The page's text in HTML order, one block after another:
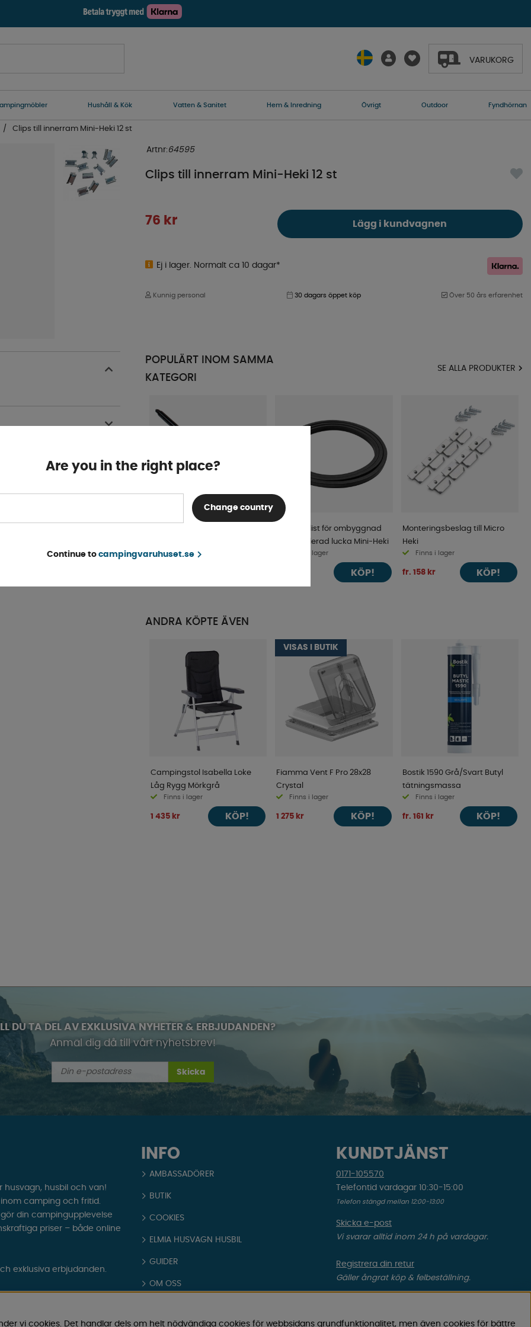
VARUKORG
Hushåll & Kök Vatten & Sanitet Hem & Inredning Övrigt Outdoor Fyndhörnan
Clips till innerram Mini-Heki 12 st
Artnr: 64595
Clips till innerram Mini-Heki 12 st
76 kr Lägg i kundvagnen
Ej i lager. Normalt ca 10 dagar*
Kunnig personal 30 dagars öppet köp Över 50 års erfarenhet
POPULÄRT INOM SAMMA
KATEGORI
SE ALLA PRODUKTER
4-9 dagar
Tätningslist för ombyggnad
till oventilerad lucka Mini-Heki
Finns i lager
KÖP!
Monteringsbeslag till Micro
Heki
Finns i lager
fr. 158 kr KÖP!
ANDRA KÖPTE ÄVEN
Campingstol Isabella Loke
Låg Rygg Mörkgrå
Finns i lager
1 435 kr KÖP!
VISAS I BUTIK
Fiamma Vent F Pro 28x28
Crystal
Finns i lager
1 275 kr KÖP!
Bostik 1590 Grå/Svart Butyl
tätningsmassa
Finns i lager
fr. 161 kr KÖP!
Are you in the right place?
Change country
Continue to campingvaruhuset.se
DU TA DEL AV EXKLUSIVA NYHETER & ERBJUDANDEN?
Anmäl dig då till vårt nyhetsbrev!
Skicka
INFO
AMBASSADÖRER
BUTIK
COOKIES
ELMIA HUSVAGN HUSBIL
GUIDER
OM OSS
KUNDTJÄNST
0171-105570
Telefontid vardagar 10:30-15:00
Telefon stängd mellan 12:00-13:00
Skicka e-post
Vi svarar alltid inom 24 h på vardagar.
Registrera din retur
Gäller ångrat köp & felbeställning.
Gäller defekt vara, transportskada etc.
husvagn, husbil och van!
camping och fritid.
din campingupplevelse
priser – både online
exklusiva erbjudanden.
vi cookies. Det handlar dels om helt nödvändiga cookies för webbsidans grundfunktionalitet, men även cookies för bättre